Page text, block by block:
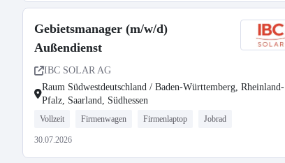
Gebietsmanager (m/w/d)
Außendienst
IBC SOLAR AG
Raum Südwestdeutschland / Baden-Württemberg, Rheinland-
Pfalz, Saarland, Südhessen
Vollzeit Firmenwagen Firmenlaptop Jobrad
30.07.2026